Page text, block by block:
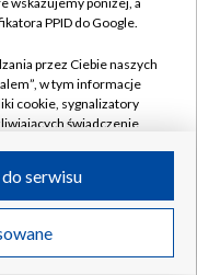
PPID do Google.
przez Ciebie naszych
w tym informacje
cookie, sygnalizatory
świadczenie
przez Ciebie
IP, identyfikatory
serwisu